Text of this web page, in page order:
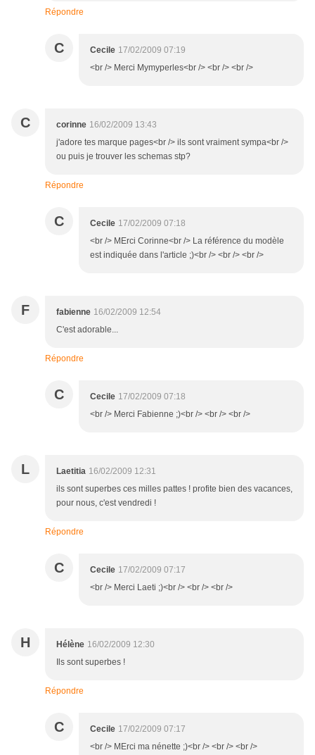
Répondre
C Cecile 17/02/2009 07:19
<br /> Merci Mymyperles<br /> <br /> <br />
C corinne 16/02/2009 13:43
j'adore tes marque pages<br /> ils sont vraiment sympa<br />
ou puis je trouver les schemas stp?
Répondre
C Cecile 17/02/2009 07:18
<br /> MErci Corinne<br /> La référence du modèle
est indiquée dans l'article ;)<br /> <br /> <br />
F fabienne 16/02/2009 12:54
C'est adorable...
Répondre
C Cecile 17/02/2009 07:18
<br /> Merci Fabienne ;)<br /> <br /> <br />
L Laetitia 16/02/2009 12:31
ils sont superbes ces milles pattes ! profite bien des vacances,
pour nous, c'est vendredi !
Répondre
C Cecile 17/02/2009 07:17
<br /> Merci Laeti ;)<br /> <br /> <br />
H Hélène 16/02/2009 12:30
Ils sont superbes !
Répondre
C Cecile 17/02/2009 07:17
<br /> MErci ma nénette ;)<br /> <br /> <br />